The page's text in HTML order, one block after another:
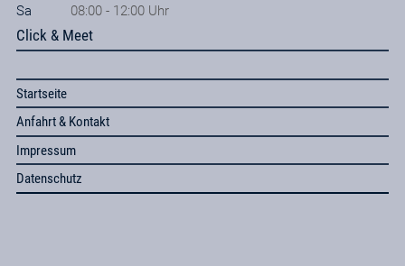
Sa
08:00 - 12:00 Uhr
Click & Meet
Startseite
Anfahrt & Kontakt
Impressum
Datenschutz